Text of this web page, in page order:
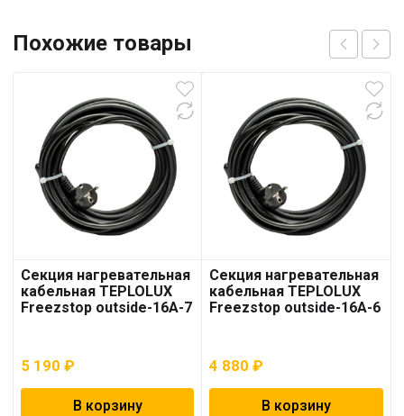
Похожие товары
Секция нагревательная
кабельная TEPLOLUX
Freezstop outside-16A-7
5 190 ₽
В корзину
Секция нагревательная
кабельная TEPLOLUX
Freezstop outside-16A-6
4 880₽
В корзину